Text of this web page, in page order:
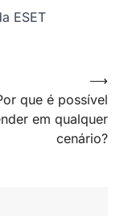
ESET
que é possível
em qualquer
cenário?
⟶